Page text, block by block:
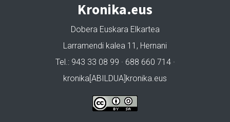
Kronika.eus
Dobera Euskara Elkartea
Larramendi kalea 11, Hernani
Tel.: 943 33 08 99 · 688 660 714 ·
kronika[ABILDUA]kronika.eus